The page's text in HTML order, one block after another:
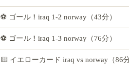
⚽ ゴール！iraq 1-2 norway（43分）
⚽ ゴール！iraq 1-3 norway（76分）
🟨 イエローカード iraq vs norway（86分